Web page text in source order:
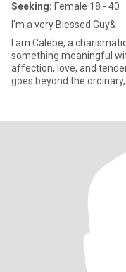
Seeking: Female 18 - 40
I'm a very Blessed Guy&
I am Calebe, a
something meaningful
affection, love, and
goes beyond the